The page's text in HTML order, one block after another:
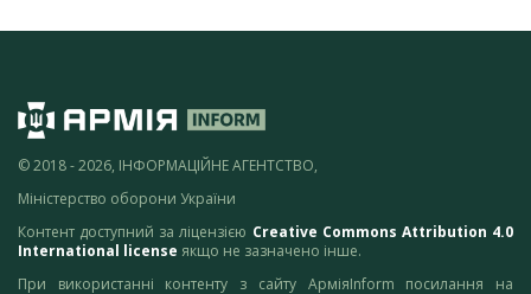
© 2018 - 2026, ІНФОРМАЦІЙНЕ АГЕНТСТВО,
Міністерство оборони України
Контент доступний за ліцензією Creative Commons Attribution 4.0
International license якщо не зазначено інше.
При використанні контенту з сайту АрміяInform посилання на